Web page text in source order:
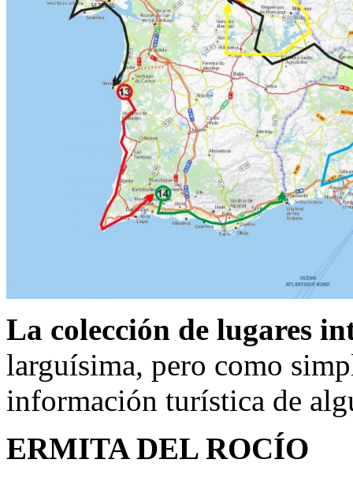
La colección de lugares
larguísima, pero como
información turística de
ERMITA DEL ROCÍO